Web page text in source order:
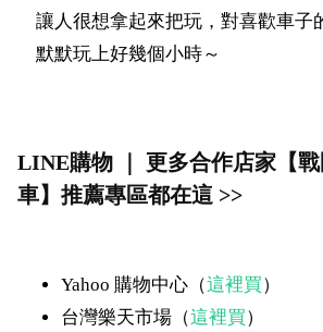
讓人很想拿起來把玩，對喜歡車子
默默玩上好幾個小時～
LINE購物 ｜ 更多合作店家【
車】推薦專區都在這 >>
Yahoo 購物中心（這裡買）
台灣樂天市場（這裡買）